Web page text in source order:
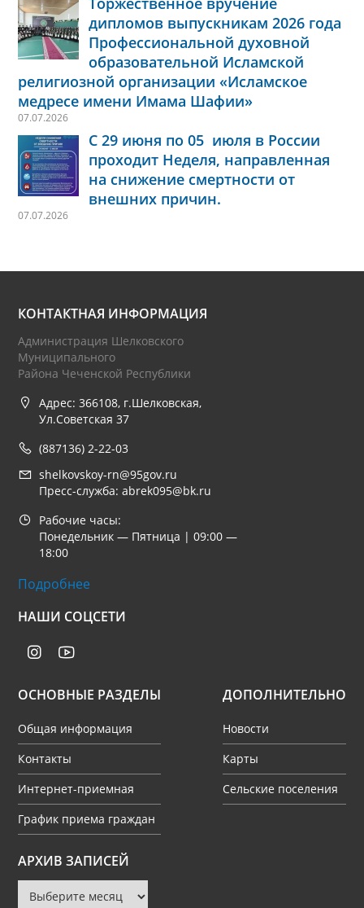
дипломов выпускникам 2026 года
Профессиональной духовной
образовательной Исламской
религиозной организации «Исламское
медресе имени Имама Шафии»
07.07.2026
С 29 июня по 05 июля в России
проходит Неделя, направленная
на снижение смертности от
внешних причин.
07.07.2026
КОНТАКТНАЯ ИНФОРМАЦИЯ
Администрация Шелковского
Муниципального
Района Чеченской Республики
Адрес: 366108, г.Шелковская,
Ул.Советская 37
(887136) 2-22-03
shelkovskoy-rn@95gov.ru
Пресс-служба: abrek095@bk.ru
Рабочие часы:
Понедельник — Пятница | 09:00 —
18:00
Подробнее
НАШИ СОЦСЕТИ
ОСНОВНЫЕ РАЗДЕЛЫ
Общая информация
Контакты
Интернет-приемная
График приема граждан
ДОПОЛНИТЕЛЬНО
Новости
Карты
Сельские поселения
АРХИВ ЗАПИСЕЙ
Архив
записей